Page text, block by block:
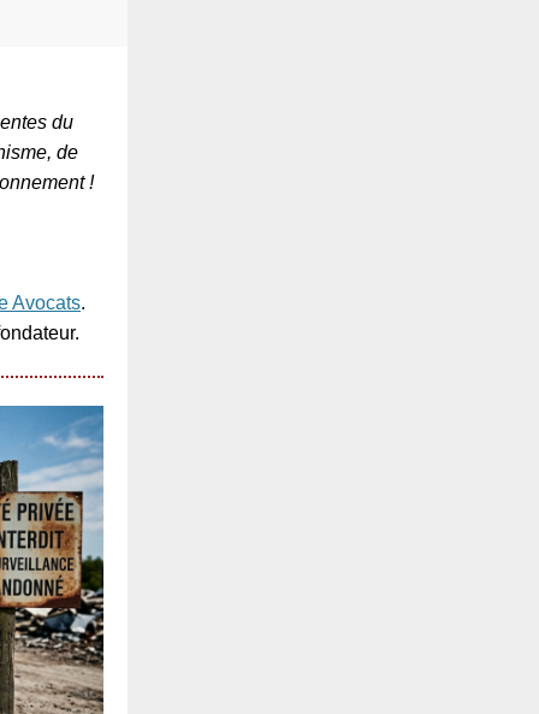
du
de
!
Avocats.